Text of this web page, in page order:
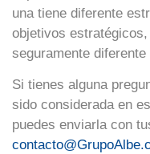
una tiene diferente
objetivos
seguramente
Si tienes alguna
sido considerada en
puedes enviarla con